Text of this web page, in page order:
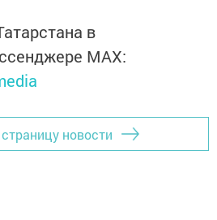
в
MАХ:
новости